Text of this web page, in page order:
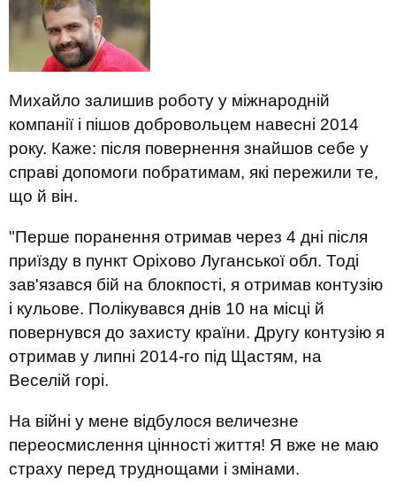
Михайло залишив роботу у міжнародній
компанії і пішов добровольцем навесні 2014
року. Каже: після повернення знайшов себе у
справі допомоги побратимам, які пережили те,
що й він.
"Перше поранення отримав через 4 дні після
приїзду в пункт Оріхово Луганської обл. Тоді
зав'язався бій на блокпості, я отримав контузію
і кульове. Полікувався днів 10 на місці й
повернувся до захисту країни. Другу контузію я
отримав у липні 2014-го під Щастям, на
Веселій горі.
На війні у мене відбулося величезне
переосмислення цінності життя! Я вже не маю
страху перед труднощами і змінами.